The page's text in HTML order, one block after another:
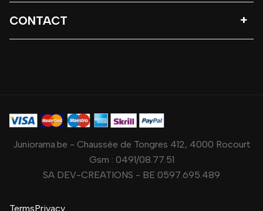
CONTACT
Juniorama.be - Chaussée de Tongres 412, 4000 Rocourt
Gsm : 0491/08.77.51
SA DEV-CREATIONS - BE 0597.695.489
TermsPrivacy